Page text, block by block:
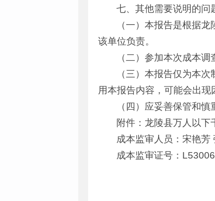
七、其他需要说明的问
（一）本报告是根据
该单位负责。
（二）参加本次成本
（三）本报告仅为本
用本报告内容，可能会出现
（四）应妥善保管和
附件：龙陵县万人以下
成本监审人员：宋艳芳
成本监审证号：
龙陵县
2020